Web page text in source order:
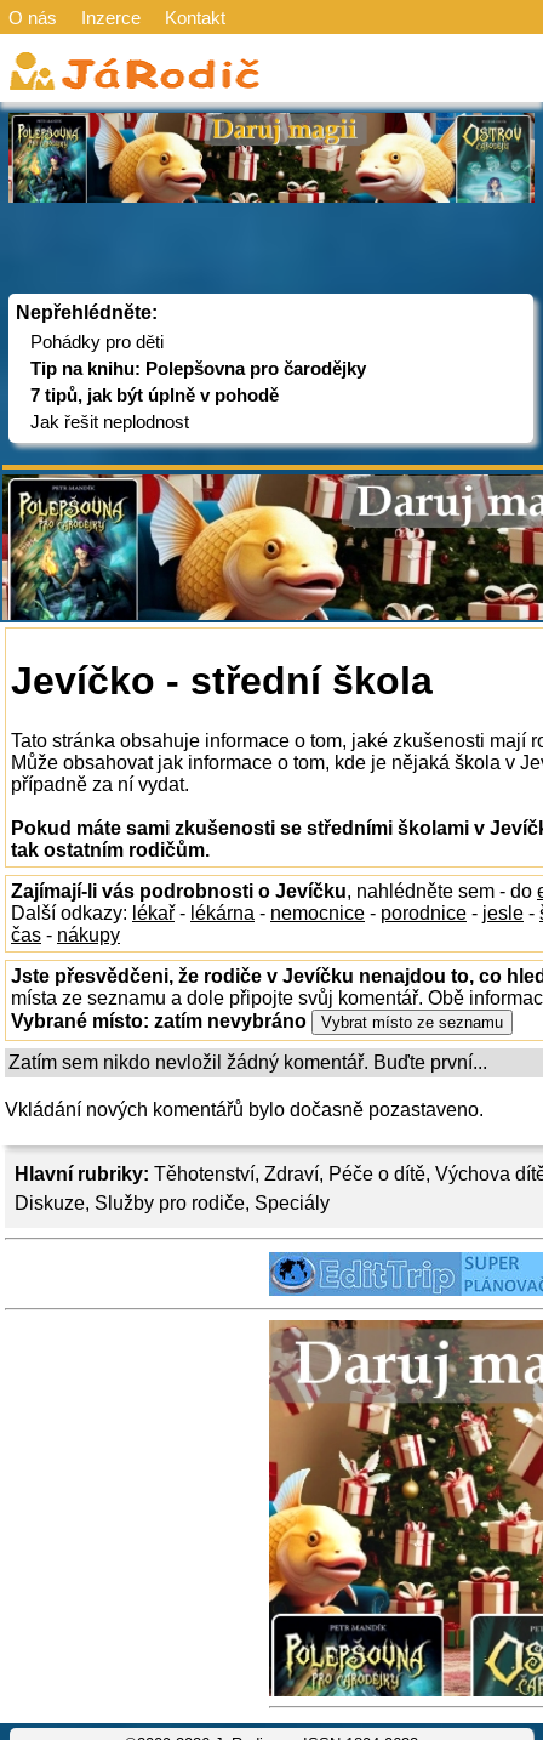
O nás Inzerce Kontakt
Nepřehlédněte:
Pohádky pro děti
Tip na knihu: Polepšovna pro čarodějky
7 tipů, jak být úplně v pohodě
Jak řešit neplodnost
Hlavní rubriky: Těhotenství, Zdraví, Péče o dítě, Výchova
Diskuze, Služby pro rodiče, Speciály
Jevíčko - střední škola
Tato stránka obsahuje informace o tom, jaké zkušenosti mají
Může obsahovat jak informace o tom, kde je nějaká škola v
případně za ní vydat.
Pokud máte sami zkušenosti se středními školami v
tak ostatním rodičům.
Zajímají-li vás podrobnosti o Jevíčku, nahlédněte sem - do
Další odkazy: lékař - lékárna - nemocnice - porodnice - jesle -
čas - nákupy
Jste přesvědčeni, že rodiče v Jevíčku nenajdou to, co
místa ze seznamu a dole připojte svůj komentář. Obě
Vybrané místo: zatím nevybráno
Zatím sem nikdo nevložil žádný komentář. Buďte první...
Vkládání nových komentářů bylo dočasně pozastaveno.